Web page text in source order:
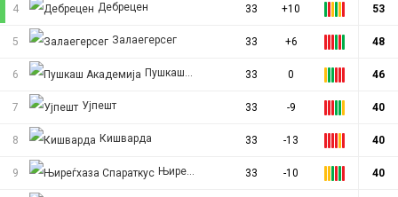
4 Дебрецен 33 +10 53
5 Залаегерсег 33 +6 48
6 Пушкаш Академија 33 0 46
7 Ујпешт 33 -9 40
8 Кишварда 33 -13 40
9 Њиреѓхаза Спараткус 33 -10 40